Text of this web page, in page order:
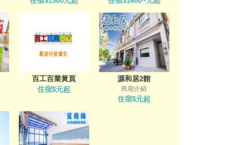
百工百業黃頁
住宿$元起
源和居2館
民宿介紹
住宿$元起